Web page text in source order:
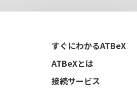
すぐにわかるATBeX
ATBeXとは
接続サービス